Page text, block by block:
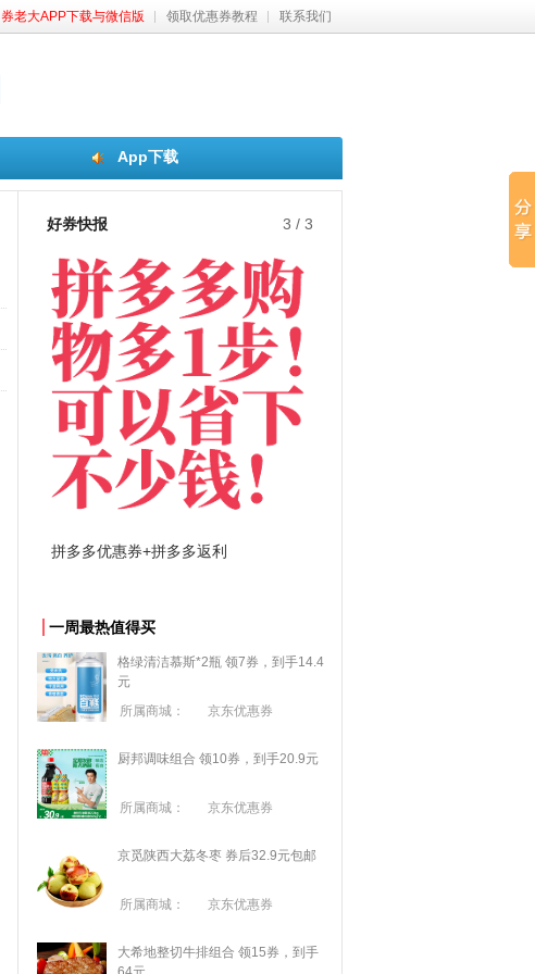
券老大APP下载与微信版 领取优惠券教程 联系我们
App下载
好券快报 3 / 3
拼多多优惠券+拼多多返利
一周最热值得买
格绿清洁慕斯*2瓶 领7券，到手14.4
元
所属商城：
京东优惠券
厨邦调味组合 领10券，到手20.9元
所属商城： 京东优惠券
京觅陕西大荔冬枣 券后32.9元包邮
所属商城： 京东优惠券
大希地整切牛排组合 领15券，到手